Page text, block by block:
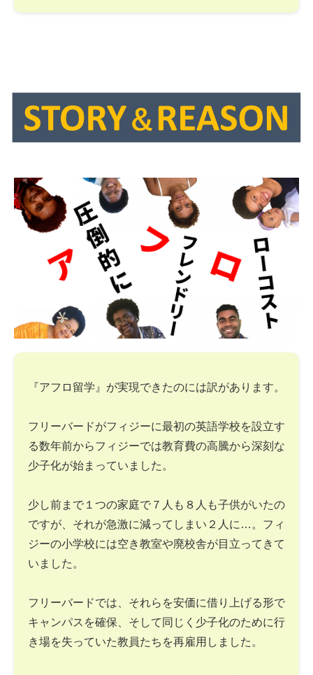
『アフロ留学』が実現できたのには訳があります。
フリーバードがフィジーに最初の英語学校を設立す
る数年前からフィジーでは教育費の高騰から深刻な
少子化が始まっていました。
少し前まで１つの家庭で７人も８人も子供がいたの
ですが、それが急激に減ってしまい２人に…。フィ
ジーの小学校には空き教室や廃校舎が目立ってきて
いました。
フリーバードでは、それらを安価に借り上げる形で
キャンパスを確保、そして同じく少子化のために行
き場を失っていた教員たちを再雇用しました。